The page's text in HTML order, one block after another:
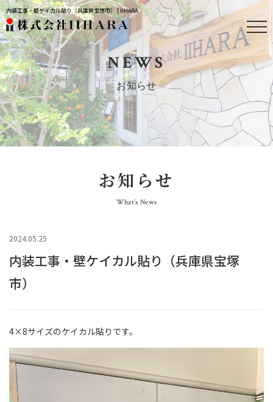
内装工事・壁ケイカル貼り（兵庫県宝塚市） | IIHARA
NEWS
お知らせ
お知らせ
What’s News
2024.05.25
内装工事・壁ケイカル貼り（兵庫県宝塚
市）
4×8サイズのケイカル貼りです。